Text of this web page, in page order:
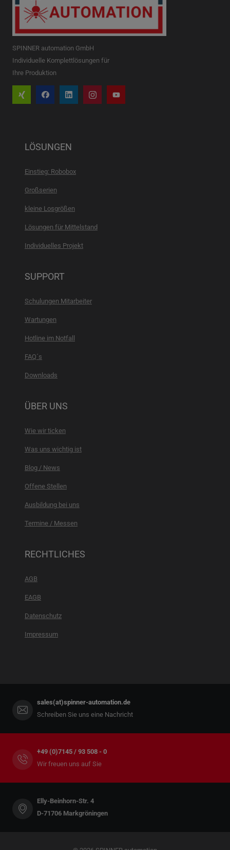
SPINNER automation GmbH
Individuelle Komplettlösungen für
Ihre Produktion
LÖSUNGEN
Einstieg: Robobox
Großserien
kleine Losgrößen
Lösungen für Mittelstand
Individuelles Projekt
SUPPORT
Schulungen Mitarbeiter
Wartungen
Hotline im Notfall
FAQ´s
Downloads
ÜBER UNS
Wie wir ticken
Was uns wichtig ist
Blog / News
Offene Stellen
Ausbildung bei uns
Termine / Messen
RECHTLICHES
AGB
EAGB
Datenschutz
Impressum
sales(at)spinner-automation.de
Schreiben Sie uns eine Nachricht
+49 (0)7145 / 93 508 - 0
Wir freuen uns auf Sie
Elly-Beinhorn-Str. 4
D-71706 Markgröningen